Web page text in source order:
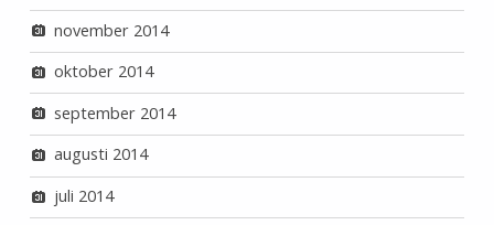
november 2014
oktober 2014
september 2014
augusti 2014
juli 2014